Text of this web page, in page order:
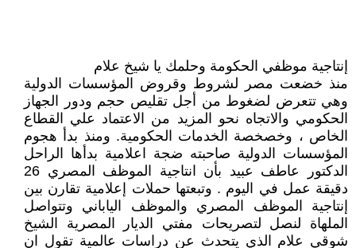
إنتاجية موظفي الحكومة وحلمك يا شيخ علام
منذ خضعت مصر لشروط وقروض المؤسسات الدولية
وهي تتعرض لضغوط من أجل تقليص حجم ودور الجهاز
الحكومي والاتجاه نحو المزيد من الاعتماد علي القطاع
الخاص ، وخصخصة الخدمات الحكومية. ومنذ بدأ هجوم
المؤسسات الدولية صاحبته ضجة اعلامية بدأها الراحل
الدكتور عاطف عبيد بأن انتاجية الموظف المصري 26
دقيقة عمل في اليوم . وتبعتها حملات إعلامية تقارن بين
إنتاجية الموظف المصري والموظف الياباني وتتواصل
الملهاة لنصل لتصريحات مفتي الديار المصرية الشيخ
شوقي علام الذي يتحدث عن دراسات عالمية تقول ان